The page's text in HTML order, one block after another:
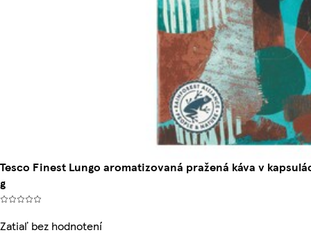
Tesco Finest Lungo aromatizovaná pražená káva v
g
Zatiaľ bez hodnotení